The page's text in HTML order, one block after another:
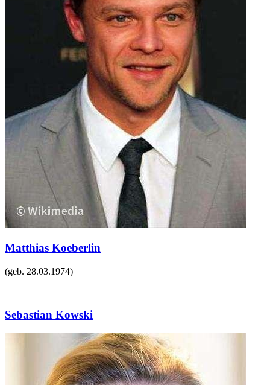
Matthias Koeberlin
(geb. 28.03.1974)
Sebastian Kowski